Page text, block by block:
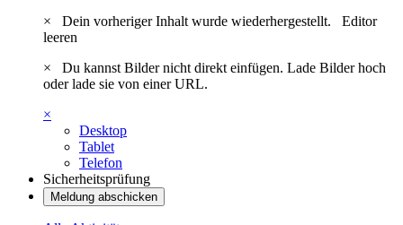
×
Dein vorheriger Inhalt wurde wiederhergestellt. Editor
leeren
×
Du kannst Bilder nicht direkt einfügen. Lade Bilder hoch
oder lade sie von einer URL.
×
Desktop
Tablet
Telefon
Sicherheitsprüfung
Meldung abschicken